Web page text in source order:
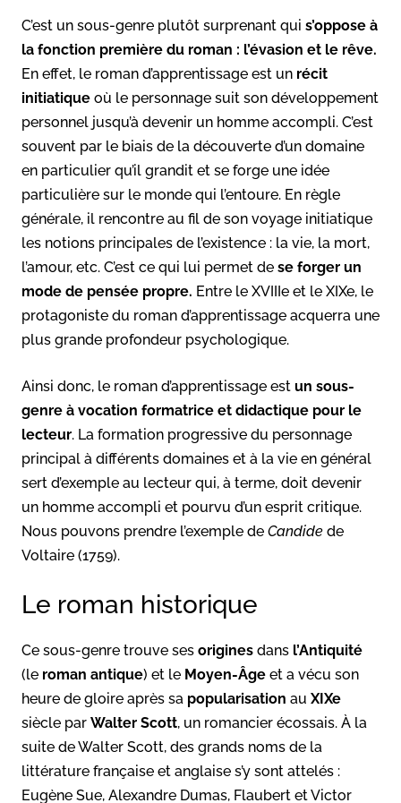
C’est un sous-genre plutôt surprenant qui s’oppose à
la fonction première du roman : l’évasion et le rêve.
En effet, le roman d’apprentissage est un récit
initiatique où le personnage suit son développement
personnel jusqu’à devenir un homme accompli. C’est
souvent par le biais de la découverte d’un domaine
en particulier qu’il grandit et se forge une idée
particulière sur le monde qui l’entoure. En règle
générale, il rencontre au fil de son voyage initiatique
les notions principales de l’existence : la vie, la mort,
l’amour, etc. C’est ce qui lui permet de se forger un
mode de pensée propre. Entre le XVIIIe et le XIXe, le
protagoniste du roman d’apprentissage acquerra une
plus grande profondeur psychologique.
Ainsi donc, le roman d’apprentissage est un sous-
genre à vocation formatrice et didactique pour le
lecteur. La formation progressive du personnage
principal à différents domaines et à la vie en général
sert d’exemple au lecteur qui, à terme, doit devenir
un homme accompli et pourvu d’un esprit critique.
Nous pouvons prendre l’exemple de Candide de
Voltaire (1759).
Le roman historique
Ce sous-genre trouve ses origines dans l’Antiquité
(le roman antique) et le Moyen-Âge et a vécu son
heure de gloire après sa popularisation au XIXe
siècle par Walter Scott, un romancier écossais. À la
suite de Walter Scott, des grands noms de la
littérature française et anglaise s’y sont attelés :
Eugène Sue, Alexandre Dumas, Flaubert et Victor